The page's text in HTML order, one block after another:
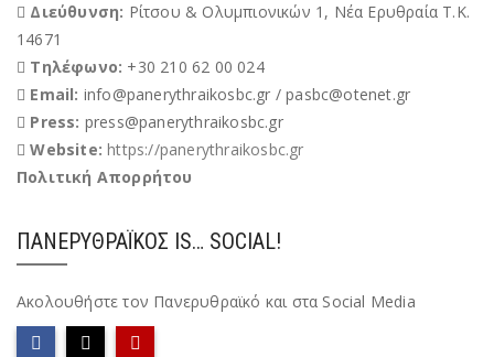
Διεύθυνση: Ρίτσου & Ολυμπιονικών 1, Νέα Ερυθραία Τ.Κ.
14671
Τηλέφωνο: +30 210 62 00 024
Email: info@panerythraikosbc.gr / pasbc@otenet.gr
Press: press@panerythraikosbc.gr
Website:https://panerythraikosbc.gr
Πολιτική Απορρήτου
ΠΑΝΕΡΥΘΡΑΪΚΌΣ IS… SOCIAL!
Ακολουθήστε τον Πανερυθραϊκό και στα Social Media